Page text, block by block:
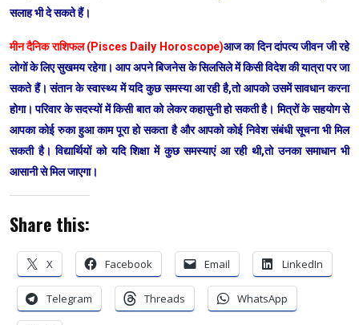
सलाह भी दे सकते हैं।
मीन दैनिक राशिफल (Pisces Daily Horoscope)आज का दिन दांपत्य जीवन जी रहे
लोगों के लिए सुखमय रहेगा। आप अपने बिजनेस के सिलसिले में किसी विदेश की यात्रा पर जा
सकते हैं। संतान के स्वास्थ्य में यदि कुछ समस्या आ रही है,तो आपको उसमें सावधान करना
होगा। परिवार के सदस्यों में किसी बात को लेकर कहासुनी हो सकती है। मित्रों के सहयोग से
आपका कोई रुका हुआ काम पूरा हो सकता है और आपको कोई निवेश संबंधी सूचना भी मिल
सकती है। विद्यार्थियों को यदि शिक्षा में कुछ समस्याएं आ रही थी,तो उनका समाधान भी
आसानी से मिल जाएगा।
Share this:
X Facebook Email LinkedIn
Telegram Threads WhatsApp